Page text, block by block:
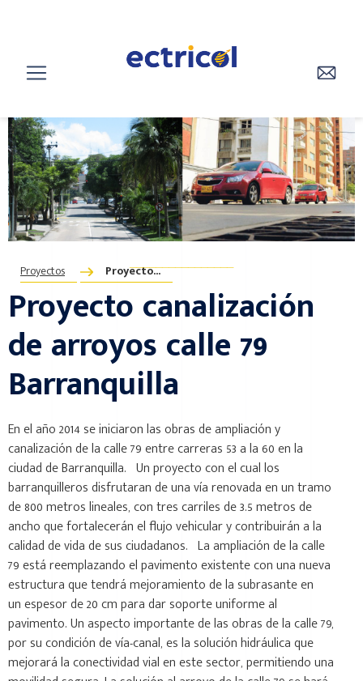
Proyectos Proyecto...
Proyecto canalización
de arroyos calle 79
Barranquilla
En el año 2014 se iniciaron las obras de ampliación y
canalización de la calle 79 entre carreras 53 a la 60 en la
ciudad de Barranquilla. Un proyecto con el cual los
barranquilleros disfrutaran de una vía renovada en un tramo
de 800 metros lineales, con tres carriles de 3.5 metros de
ancho que fortalecerán el flujo vehicular y contribuirán a la
calidad de vida de sus ciudadanos. La ampliación de la calle
79 está reemplazando el pavimento existente con una nueva
estructura que tendrá mejoramiento de la subrasante en
un espesor de 20 cm para dar soporte uniforme al
pavimento. Un aspecto importante de las obras de la calle 79,
por su condición de vía-canal, es la solución hidráulica que
mejorará la conectividad vial en este sector, permitiendo una